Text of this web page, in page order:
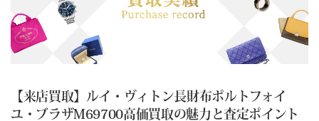
【来店買取】ルイ・ヴィトン長財布ポルトフォイ
ユ・ブラザM69700高価買取の魅力と査定ポイント